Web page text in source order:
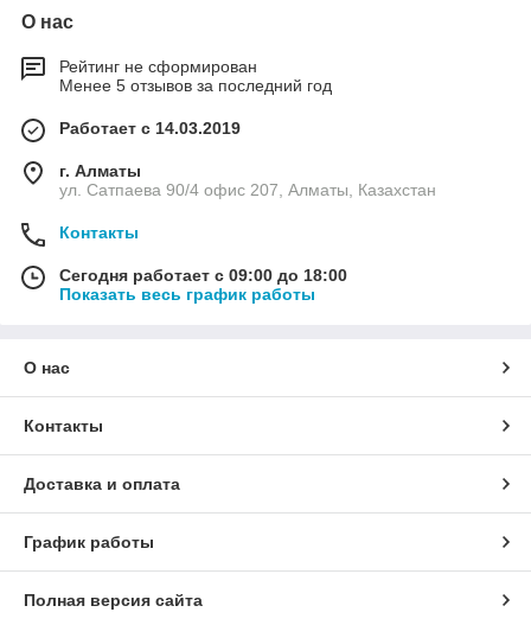
О нас
Рейтинг не сформирован
Менее 5 отзывов за последний год
Работает с 14.03.2019
г. Алматы
ул. Сатпаева 90/4 офис 207, Алматы, Казахстан
Контакты
Сегодня работает с 09:00 до 18:00
Показать весь график работы
О нас
Контакты
Доставка и оплата
График работы
Полная версия сайта